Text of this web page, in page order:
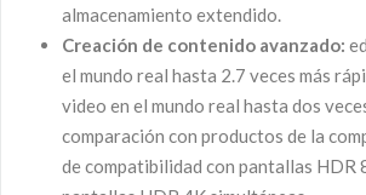
almacenamiento extendido.
Creación de contenido avanzado:
el mundo real hasta 2.7 veces más
video en el mundo real hasta dos
comparación con productos de la
de compatibilidad con pantallas HDR